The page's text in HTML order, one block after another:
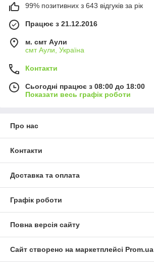
99% позитивних з 643 відгуків за рік
Працює з 21.12.2016
м. смт Аули
смт Аули, Україна
Контакти
Сьогодні працює з 08:00 до 18:00
Показати весь графік роботи
Про нас
Контакти
Доставка та оплата
Графік роботи
Повна версія сайту
Сайт створено на маркетплейсі Prom.ua